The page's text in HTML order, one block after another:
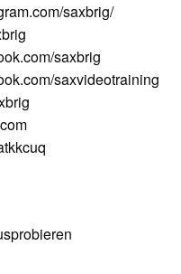
saxbrig/
saxbrig
saxvideotraining